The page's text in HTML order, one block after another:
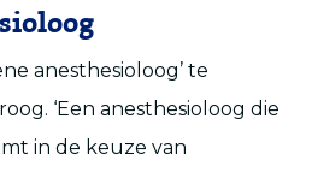
anesthesioloog’ te
‘Een anesthesioloog die
in de keuze van